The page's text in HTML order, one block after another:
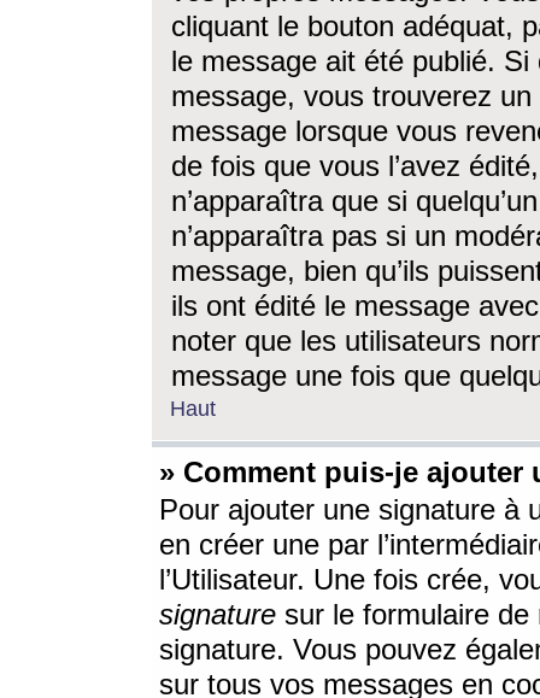
cliquant le bouton adéquat,
le message ait été publié. Si
message, vous trouverez
message lorsque vous
de fois que vous l’avez
n’apparaîtra que si
n’apparaîtra pas si un
message, bien qu’ils
ils ont édité le message
noter que les utilisateurs
message une fois que
Haut
» Comment puis-je ajouter
Pour ajouter une signature à
en créer une par
l’Utilisateur. Une fois crée,
signature sur le formulaire de
signature. Vous pouvez
sur tous vos messages en